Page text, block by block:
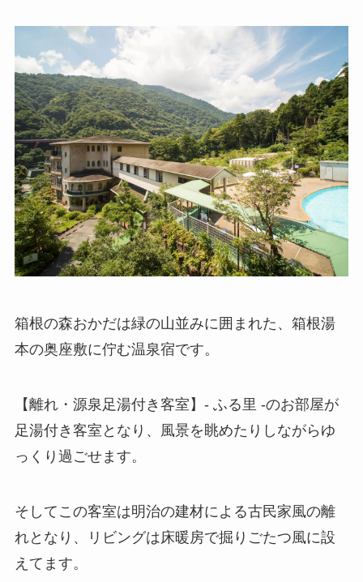
箱根の森おかだは緑の山並みに囲まれた、箱根湯
本の奥座敷に佇む温泉宿です。
【離れ・源泉足湯付き客室】- ふる里 -のお部屋が
足湯付き客室となり、風景を眺めたりしながらゆ
っくり過ごせます。
そしてこの客室は明治の建材による古民家風の離
れとなり、リビングは床暖房で掘りごたつ風に設
えてます。